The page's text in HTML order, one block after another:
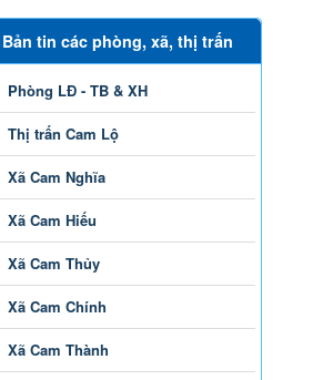
Bản tin các phòng, xã, thị trấn
Phòng LĐ - TB & XH
Thị trấn Cam Lộ
Xã Cam Nghĩa
Xã Cam Hiếu
Xã Cam Thủy
Xã Cam Chính
Xã Cam Thành